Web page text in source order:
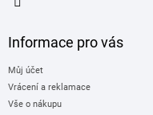
Informace pro vás
Můj účet
Vrácení a reklamace
Vše o nákupu